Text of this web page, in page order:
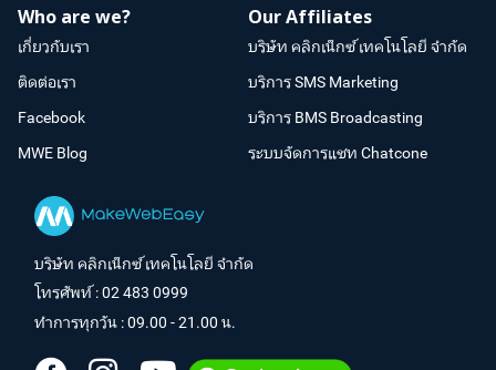
Who are we?
เกี่ยวกับเรา
ติดต่อเรา
Facebook
MWE Blog
Our Affiliates
บริษัท คลิกเน็กซ์ เทคโนโลยี จำกัด
บริการ SMS Marketing
บริการ BMS Broadcasting
ระบบจัดการแชท Chatcone
บริษัท คลิกเน็กซ์ เทคโนโลยี จำกัด
โทรศัพท์ :02 483 0999
ทำการทุกวัน : 09.00 - 21.00 น.